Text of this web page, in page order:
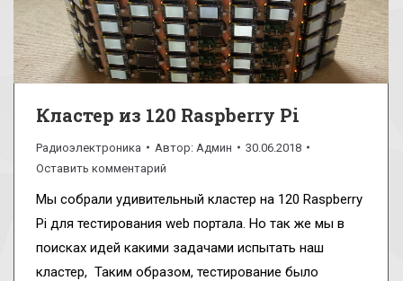
Кластер из 120 Raspberry Pi
Радиоэлектроника Автор: Админ
30.06.2018
Оставить комментарий
Мы собрали удивительный кластер на 120 Raspberry
Pi для тестирования web портала. Но так же мы в
поисках идей какими задачами испытать наш
кластер, Таким образом, тестирование было